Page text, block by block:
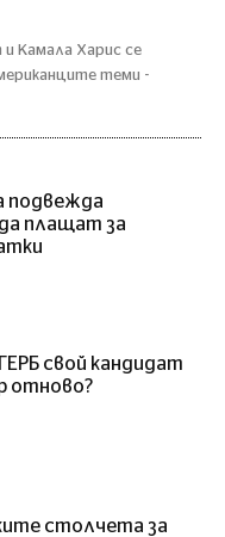
Камала Харис се
теми -
подвежда
плащат за
свой кандидат
отново?
столчета за